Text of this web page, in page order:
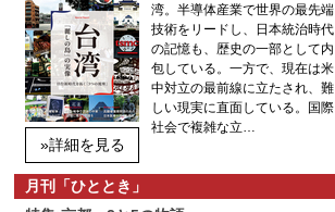
»詳細を見る
湾。半導体産業で世界の最先端
技術をリードし、日本統治時代
の記憶も、歴史の一部として内
包している。一方で、現在は米
中対立の最前線に立たされ、難
しい現実に直面している。国際
社会で複雑な立…
月刊「ひととき」